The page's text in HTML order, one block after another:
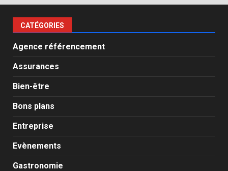
CATÉGORIES
Agence référencement
Assurances
Bien-être
Bons plans
Entreprise
Evènements
Gastronomie